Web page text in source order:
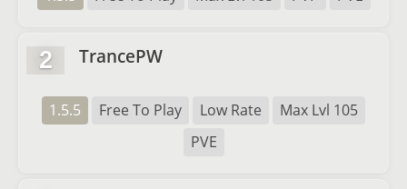
2 TrancePW
1.5.5 Free To Play Low Rate
Max Lvl 105
PVE